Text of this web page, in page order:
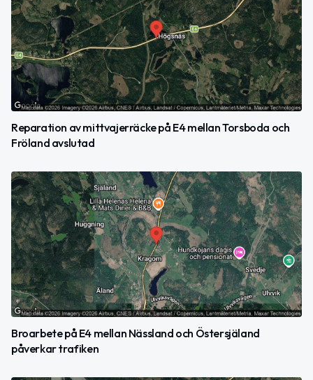
Reparation av mittvajerräcke på E4 mellan Torsboda och
Fröland avslutad
Broarbete på E4 mellan Nässland och Östersjäland
påverkar trafiken